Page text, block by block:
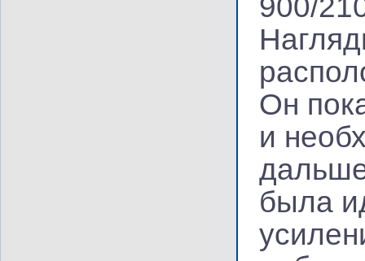
900/
Он
и
была